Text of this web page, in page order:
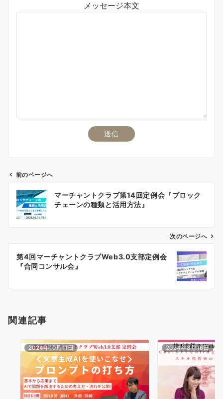
メッセージ本文
ビ
ン
前のページへ
マーチャントクラブ第14回定例会『ブロック
チェーンの種類と活用方法』
次のページへ
第4回マーチャントクラブWeb3.0支部定例会
『合同コンサル会』
関連記事
2024年10月11日 2024年8月16日